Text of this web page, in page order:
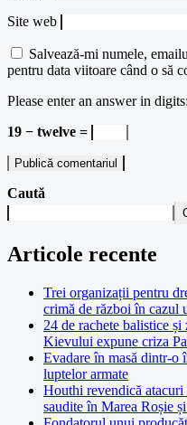
Site web
Salvează-mi numele,
pentru data viitoare când o să
Please enter an answer in digits:
19 − twelve =
Caută
Articole recente
Trei organizații pentru
crimă de război în cazul
24 de rachete balistice
Kievului expune criza
Evadare în masă dintr-o
luptelor armate
Houthi revendică atacuri
saudite în Marea Roșie